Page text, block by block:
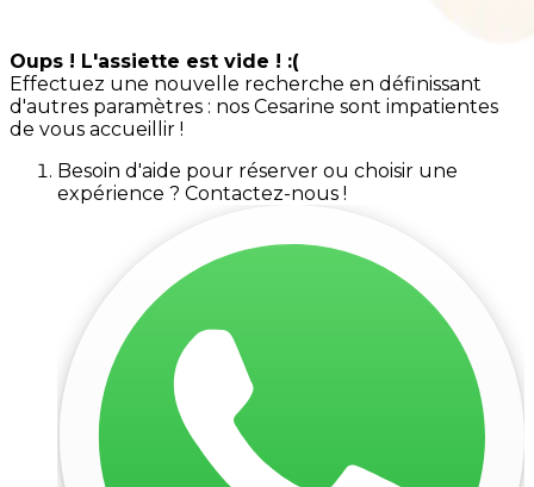
Oups ! L'assiette est vide ! :(
Effectuez une nouvelle recherche en définissant
d'autres paramètres : nos Cesarine sont impatientes
de vous accueillir !
Besoin d'aide pour réserver ou choisir une
expérience ? Contactez-nous !